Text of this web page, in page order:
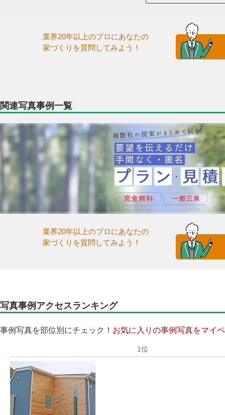
業界20年以上のプロにあなたの
家づくりを質問してみよう！
関連写真事例一覧
業界20年以上のプロにあなたの
家づくりを質問してみよう！
写真事例アクセスランキング
事例写真を部位別にチェック！ お気に入りの事例写真をマイ